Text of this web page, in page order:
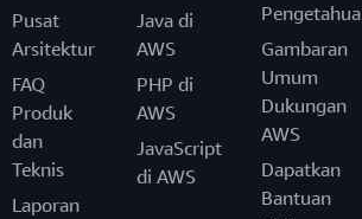
Pusat
Arsitektur
FAQ
Produk
dan
Teknis
Laporan
Java di
AWS
PHP di
AWS
JavaScript
di AWS
Gambaran
Umum
Dukungan
AWS
Dapatkan
Bantuan